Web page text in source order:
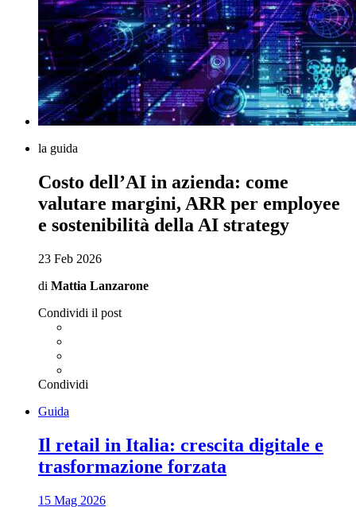
la guida
Costo dell’AI in azienda: come
valutare margini, ARR per employee
e sostenibilità della AI strategy
23 Feb 2026
di Mattia Lanzarone
Condividi il post
Condividi
Guida
Il retail in Italia: crescita digitale e
trasformazione forzata
15 Mag 2026